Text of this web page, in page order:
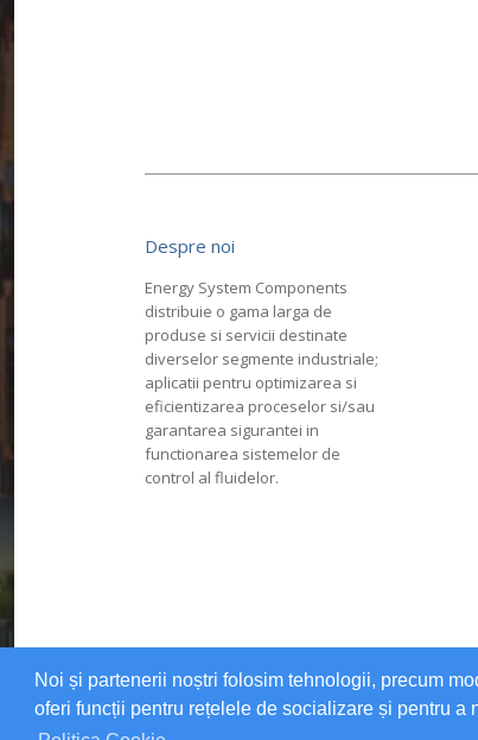
Noi și partenerii noștri folosim tehnologii, precum
oferi funcții pentru rețelele de socializare și pentru
Despre noi
Energy System Components
distribuie o gama larga de
produse si servicii destinate
diverselor segmente industriale;
aplicatii pentru optimizarea si
eficientizarea proceselor si/sau
garantarea sigurantei in
functionarea sistemelor de
control al fluidelor.